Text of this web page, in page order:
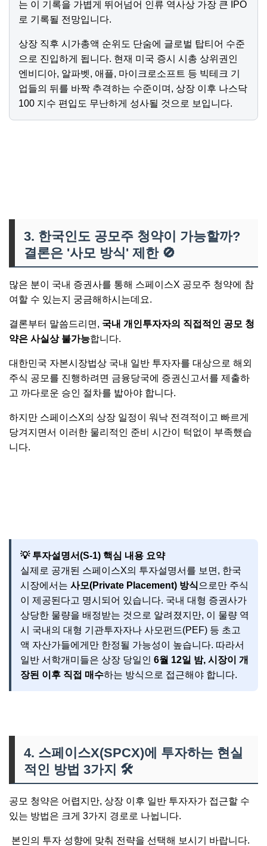
는 이 기록을 가볍게 뛰어넘어 인류 역사상 가장 큰 IPO
로 기록될 전망입니다.
상장 직후 시가총액 순위도 단숨에 글로벌 탑티어 수준
으로 진입하게 됩니다. 현재 미국 증시 시총 상위권인
엔비디아, 알파벳, 애플, 마이크로소프트 등 빅테크 기
업들의 뒤를 바짝 추격하는 수준이며, 상장 이후 나스닥
100 지수 편입도 무난하게 성사될 것으로 보입니다.
3. 한국인도 공모주 청약이 가능할까?
결론은 '사모 방식' 제한🚫
많은 분이 국내 증권사를 통해 스페이스X 공모주 청약에 참
여할 수 있는지 궁금해하시는데요.
결론부터 말씀드리면, 국내 개인투자자의 직접적인 공모 청
약은 사실상 불가능합니다.
대한민국 자본시장법상 국내 일반 투자자를 대상으로 해외
주식 공모를 진행하려면 금융당국에 증권신고서를 제출하
고 까다로운 승인 절차를 밟아야 합니다.
하지만 스페이스X의 상장 일정이 워낙 전격적이고 빠르게
당겨지면서 이러한 물리적인 준비 시간이 턱없이 부족했습
니다.
💡 투자설명서(S-1) 핵심 내용 요약
실제로 공개된 스페이스X의 투자설명서를 보면, 한국
시장에서는 사모(Private Placement) 방식 으로만 주식
이 제공된다고 명시되어 있습니다. 국내 대형 증권사가
상당한 물량을 배정받는 것으로 알려졌지만, 이 물량 역
시 국내의 대형 기관투자자나 사모펀드(PEF) 등 초고
액 자산가들에게만 한정될 가능성이 높습니다. 따라서
일반 서학개미들은 상장 당일인 6월 12일 밤, 시장이 개
장된 이후 직접 매수하는 방식으로 접근해야 합니다.
4. 스페이스X(SPCX)에 투자하는 현실
적인 방법 3가지 🛠️
공모 청약은 어렵지만, 상장 이후 일반 투자자가 접근할 수
있는 방법은 크게 3가지 경로로 나뉩니다.
본인의 투자 성향에 맞춰 전략을 선택해 보시기 바랍니다.